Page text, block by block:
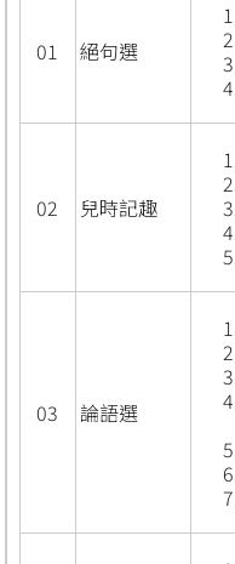
01 絕句選
02 兒時記趣
03 論語選